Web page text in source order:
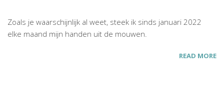
Zoals je waarschijnlijk al weet, steek ik sinds januari 2022
elke maand mijn handen uit de mouwen.
READ MORE